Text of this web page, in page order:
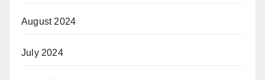
August 2024
July 2024